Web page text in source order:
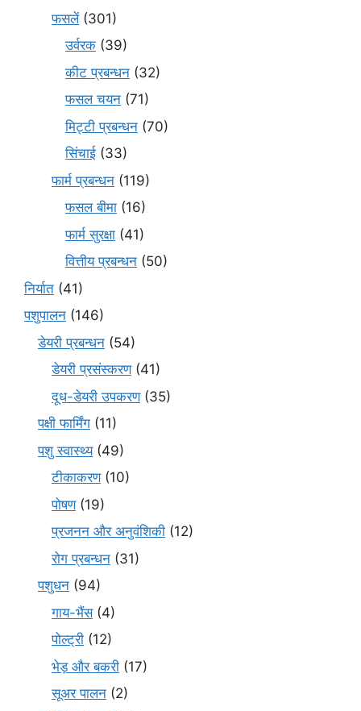
फसलें(301)
उर्वरक (39)
कीट प्रबन्धन (32)
फसल चयन (71)
मि‌ट्टी प्रबन्धन (70)
सिंचाई (33)
फार्म प्रबन्धन (119)
फसल बीमा (16)
फार्म सुरक्षा (41)
वित्तीय प्रबन्धन (50)
निर्यात (41)
पशुपालन (146)
डेयरी प्रबन्धन (54)
डेयरी प्रसंस्करण(41)
दूध-डेयरी उपकरण(35)
पक्षी फार्मिंग (11)
पशु स्वास्थ्य(49)
टीकाकरण(10)
पोषण(19)
प्रजनन और अनुवंशिकी (12)
रोग प्रबन्धन (31)
पशुधन (94)
गाय-भैंस(4)
पोल्ट्री (12)
भेड़ और बकरी (17)
सूअर पालन (2)